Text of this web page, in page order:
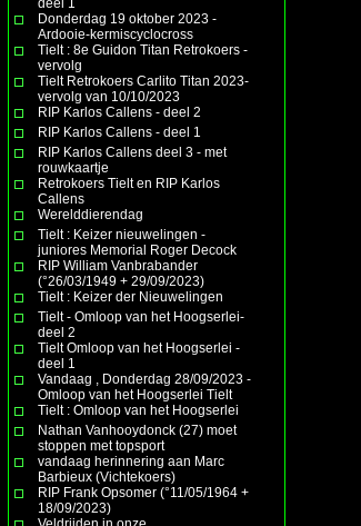
Donderdag 19 oktober 2023 -
Ardooie-kermiscyclocross
Tielt : 8e Guidon Titan Retrokoers -
vervolg
Tielt Retrokoers Carlito Titan 2023-
vervolg van 10/10/2023
RIP Karlos Callens - deel 2
RIP Karlos Callens - deel 1
RIP Karlos Callens deel 3 - met
rouwkaartje
Retrokoers Tielt en RIP Karlos
Callens
Werelddierendag
Tielt : Keizer nieuwelingen -
juniores Memorial Roger Decock
RIP William Vanbrabander
(°26/03/1949 + 29/09/2023)
Tielt : Keizer der Nieuwelingen
Tielt - Omloop van het Hoogserlei-
deel 2
Tielt Omloop van het Hoogserlei -
deel 1
Vandaag , Donderdag 28/09/2023 -
Omloop van het Hoogserlei Tielt
Tielt : Omloop van het Hoogserlei
Nathan Vanhooydonck (27) moet
stoppen met topsport
vandaag herinnering aan Marc
Barbieux (Vichtekoers)
RIP Frank Opsomer (°11/05/1964 +
18/09/2023)